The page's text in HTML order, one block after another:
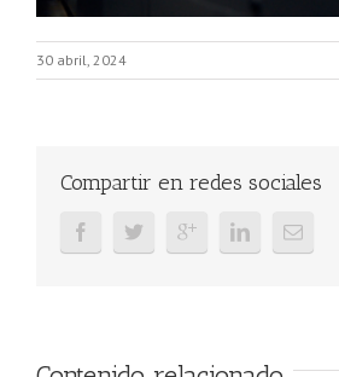
30 abril, 2024
Compartir en redes sociales